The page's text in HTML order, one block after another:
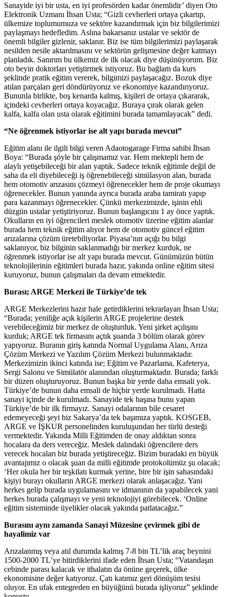
Sanayide iyi bir usta, en iyi profesörden kadar önemlidir’ diyen Oto
Elektronik Uzmanı İhsan Usta; “Gizli cevherleri ortaya çıkartıp,
ülkemize toplumumuza ve sektöre kazandırmak için biz bilgilerimizi
paylaşmayı hedefledim. Aslına bakarsanız ustalar ve sektör de
önemli bilgiler gizlenir, saklanır. Biz ise tüm bilgilerimizi paylaşarak
nesilden nesile aktarılmasını ve sektörün gelişmesine değer katmayı
planladık. Sanırım bu ülkemiz de ilk olacak diye düşünüyorum. Biz
oto beyin doktorları yetiştirmek istiyoruz. Bu bağlam da kurs
şeklinde pratik eğitim vererek, bilgimizi paylaşacağız. Bozuk diye
atılan parçaları geri döndürüyoruz ve ekonomiye kazandırıyoruz.
Bununla birlikte, boş kenarda kalmış, kişileri de ortaya çıkararak,
içindeki cevherleri ortaya koyacağız. Buraya çırak olarak gelen
kalfa, kalfa olan usta olarak eğitimini burada tamamlayacak” dedi.
“Ne öğrenmek istiyorlar ise alt yapı burada mevcut”
Eğitim alanı ile ilgili bilgi veren Adaotogarage Firma sahibi İhsan
Boya: “Burada şöyle bir çalışmamız var. Hem mektepli hem de
alaylı yetişebileceği bir alan yaptık. Sadece teknik eğitimle değil de
saha da eli diyebileceği iş öğrenebileceği simülasyon alan, burada
hem otomotiv arızasını çözmeyi öğrenecekler hem de proje okumayı
öğrenecekler. Bunun yanında ayrıca burada araba tamiratı yapıp
para kazanmayı öğrenecekler. Çünkü merkezimizde, işinin ehli
düzgün ustalar yetiştiriyoruz. Bunun başlangıcını 1 ay önce yaptık.
Okulların en iyi öğrencileri meslek otomotiv üzerine eğitim alanlar
burada hem teknik eğitim alıyor hem de otomotiv güncel eğitim
arızalarına çözüm üretebiliyorlar. Piyasa’nın açığı bu bilgi
saklanıyor, biz bilginin saklanmadığı bir merkez kurduk, ne
öğrenmek istiyorlar ise alt yapı burada mevcut. Günümüzün bütün
teknolojilerinin eğitimleri burada hazır, yakında online eğitim sitesi
kuruyoruz, bunun çalışmaları da devam etmektedir.
Burası; ARGE Merkezi ile Türkiye’de tek
ARGE Merkezlerini hazır hale getirdiklerini tekrarlayan İhsan Usta;
“Burada; yeniliğe açık kişilerin ARGE projelerine destek
verebileceğimiz bir merkez de oluşturduk. Yeni şirket açılışını
kurduk; ARGE tek firmasını açtık şuanda 3 bölüm olarak görev
yapıyoruz. Buranın giriş katında Normal Uygulama Alanı, Arıza
Çözüm Merkezi ve Yazılım Çözüm Merkezi bulunmaktadır.
Merkezimizin ikinci katında ise; Eğitim ve Pazarlama, Kafeterya,
Sergi Salonu ve Simülatör alanından oluşturmaktadır. Burada; farklı
bir düzen oluşturuyoruz. Bunun başka bir yerde daha emsali yok.
Türkiye’de bunun daha emsali de hiçbir yerde kurulmadı. Hatta
sanayi içinde de kurulmadı. Sanayide tek başına bunu yapan
Türkiye’de bir ilk firmayız. Sanayi odalarının bile cesaret
edemeyeceği şeyi biz Sakarya’da tek başımıza yaptık. KOSGEB,
ARGE ve İŞKUR personelinden kuruluşundan her türlü desteği
vermektedir. Yakında Milli Eğitimden de onay aldıktan sonra
hocalara da ders vereceğiz. Meslek dalındaki öğrencilere ders
verecek hocaları biz burada yetiştireceğiz. Bizim buradaki en büyük
avantajımız o olacak şuan da milli eğitimde protokolümüz şu olacak;
‘Her okula her bir teşkilatı kurmak yerine, bire bir işin sahasındaki
kişiyi burayı okulların ARGE merkezi olarak anlaşacağız. Yani
herkes gelip burada uygulamasını ve idmanının da yapabilecek yani
herkes burada çalışmayı ve yeni teknolojiyi görebilecek. ‘Online
eğitim sisteminde üyelikler olacak yakında patlatacağız.”
Burasını aynı zamanda Sanayi Müzesine çevirmek gibi de
hayalimiz var
Arızalanmış veya atıl durumda kalmış 7-8 bin TL’lik araç beynini
1500-2000 TL’ye bitirdiklerini ifade eden İhsan Usta; “Vatandaşın
cebinde parası kalacak ve ithalatın da önüne geçerek, ülke
ekonomisine değer katıyoruz. Çatı katımız geri dönüşüm tesisi
oluyor. En ufak entegreden en büyüğünü burada işliyoruz” şeklinde